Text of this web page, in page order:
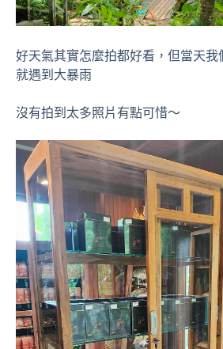
好天氣其實怎麼拍都好看，但當天我
就遇到大暴雨
沒有拍到太多照片有點可惜～